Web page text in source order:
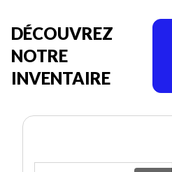
DÉCOUVREZ
NOTRE
INVENTAIRE